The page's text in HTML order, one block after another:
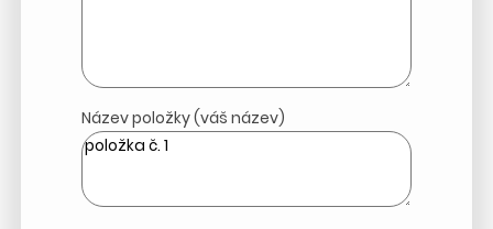
Název položky (váš název)